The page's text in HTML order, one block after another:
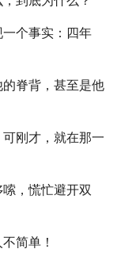
个事实：四年
脊背，甚至是他
刚才，就在那一
，慌忙避开双
简单！